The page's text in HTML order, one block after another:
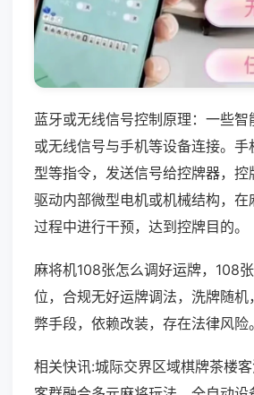
蓝牙或无线信号控制原理：一些智
或无线信号与手机等设备连接。
型等指令，发送信号给控牌器，
驱动内部微型电机或机械结构，
过程中进行干预，达到控牌目的。
麻将机108张怎么调好运牌，108
位，合规无好运牌调法，洗牌随
弊手段，依赖改装，存在法律风险。
相关快讯:城际交界区域棋牌茶楼